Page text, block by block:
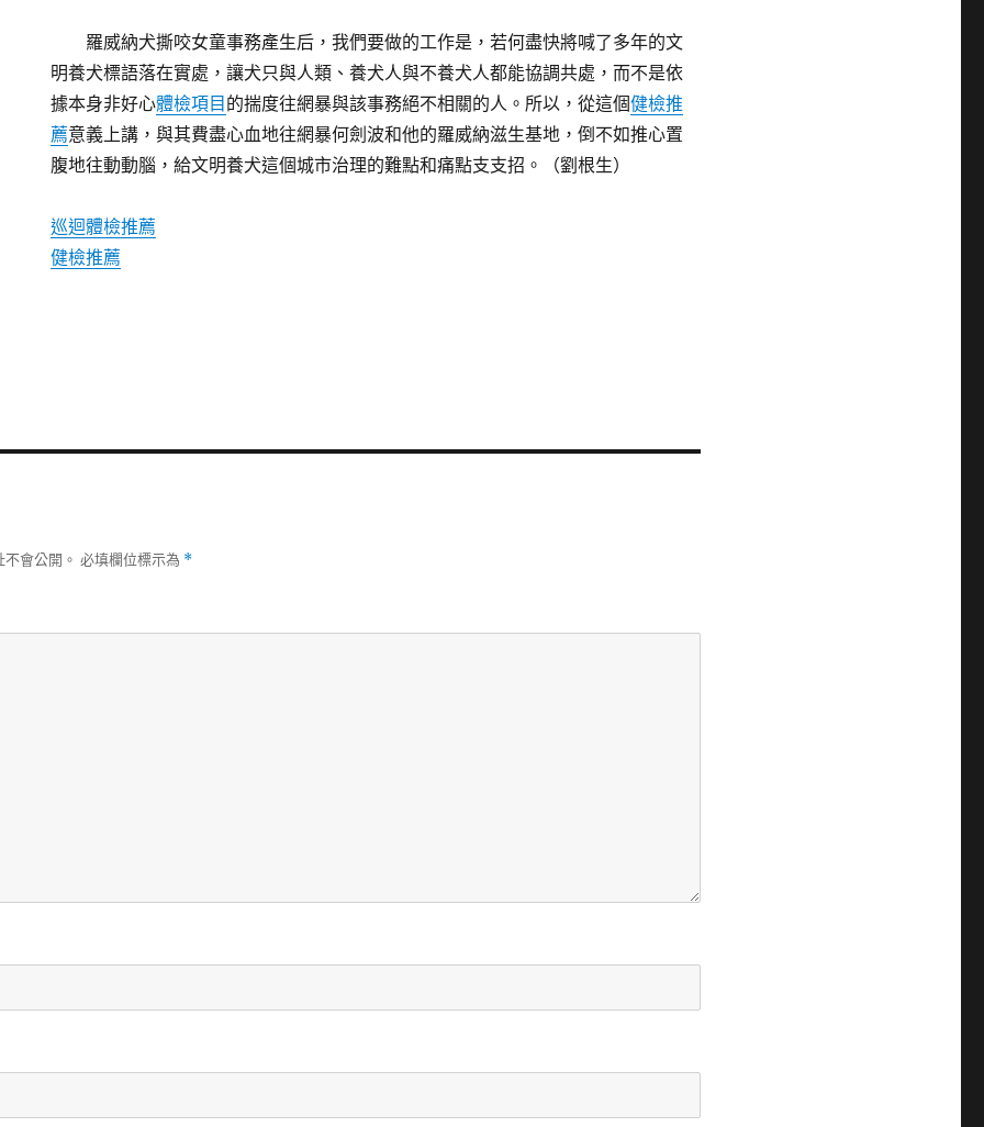
羅威納犬撕咬女童事務產生后，我們要做的工作是，若何盡快將喊了多年的文
明養犬標語落在實處，讓犬只與人類、養犬人與不養犬人都能協調共處，而不是依
據本身非好心體檢項目 的揣度往網暴與該事務絕不相關的人。所以，從這個健檢推
薦意義上講，與其費盡心血地往網暴何劍波和他的羅威納滋生基地，倒不如推心置
腹地往動動腦，給文明養犬這個城市治理的難點和痛點支支招。（劉根生）
巡迴體檢推薦
健檢推薦
會公開。 必填欄位標示為 *